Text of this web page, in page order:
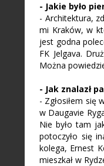
- Jakie było
- Architektura,
mi Kraków, w
jest godna
FK Jelgava.
Można
- Jak znalazł
- Zgłosiłem się
w Daugavie
Nie było tam
potoczyło się
kolega, Ernest
mieszkał w